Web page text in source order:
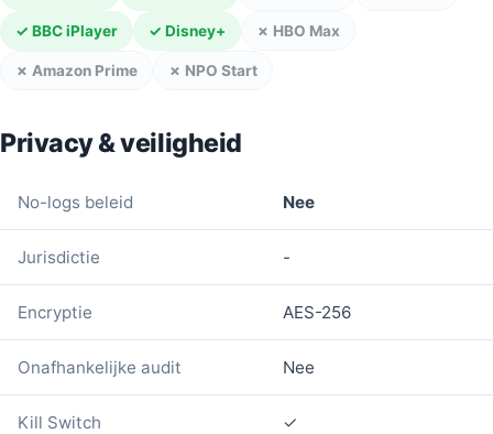
✓ BBC iPlayer ✓ Disney+ ✗ HBO Max
✗ Amazon Prime ✗ NPO Start
Privacy & veiligheid
No-logs beleid Nee
Jurisdictie -
Encryptie AES-256
Onafhankelijke audit Nee
Kill Switch ✓